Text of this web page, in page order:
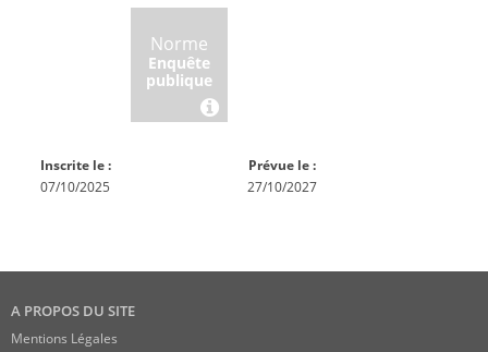
Inscrite le :
07/10/2025
Norme
Enquête
publique
Prévue le :
27/10/2027
A PROPOS DU SITE
Mentions Légales